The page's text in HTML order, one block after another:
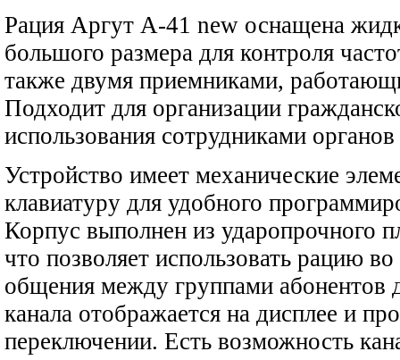
Рация Аргут А-41 new оснащена
большого размера для контроля
также двумя приемниками,
Подходит для организации
использования сотрудниками
Устройство имеет механические
клавиатуру для удобного
Корпус выполнен из ударопрочного
что позволяет использовать рацию
общения между группами абонентов
канала отображается на дисплее и
переключении. Есть возможность